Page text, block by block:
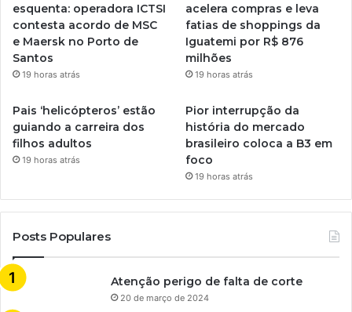
esquenta: operadora ICTSI
contesta acordo de MSC
e Maersk no Porto de
Santos
19 horas atrás
acelera compras e leva
fatias de shoppings da
Iguatemi por R$ 876
milhões
19 horas atrás
Pais ‘helicópteros’ estão
guiando a carreira dos
filhos adultos
19 horas atrás
Pior interrupção da
história do mercado
brasileiro coloca a B3 em
foco
19 horas atrás
Posts Populares
Atenção perigo de falta de corte
20 de março de 2024